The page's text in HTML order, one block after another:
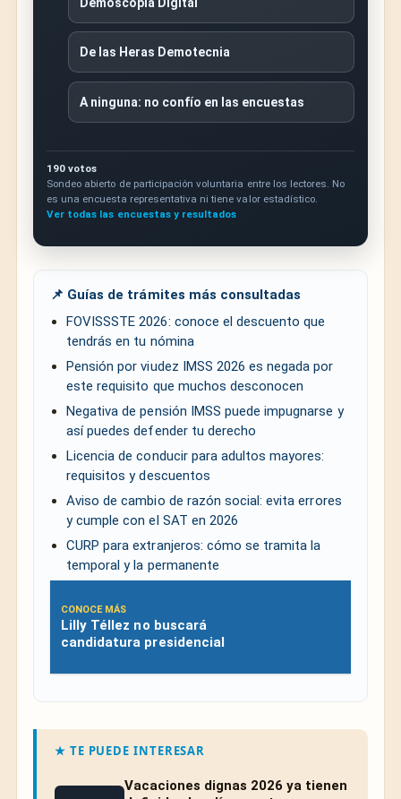
De las Heras Demotecnia
A ninguna: no confío en las encuestas
190 votos
Sondeo abierto de participación voluntaria entre los lectores. No
es una encuesta representativa ni tiene valor estadístico.
Ver todas las encuestas y resultados
📌 Guías de trámites más consultadas
FOVISSSTE 2026: conoce el descuento que
tendrás en tu nómina
Pensión por viudez IMSS 2026 es negada por
este requisito que muchos desconocen
Negativa de pensión IMSS puede impugnarse y
así puedes defender tu derecho
Licencia de conducir para adultos mayores:
requisitos y descuentos
Aviso de cambio de razón social: evita errores
y cumple con el SAT en 2026
CURP para extranjeros: cómo se tramita la
temporal y la permanente
CONOCE MÁS
Lilly Téllez no buscará
candidatura presidencial
★ TE PUEDE INTERESAR
Vacaciones dignas 2026 ya tienen